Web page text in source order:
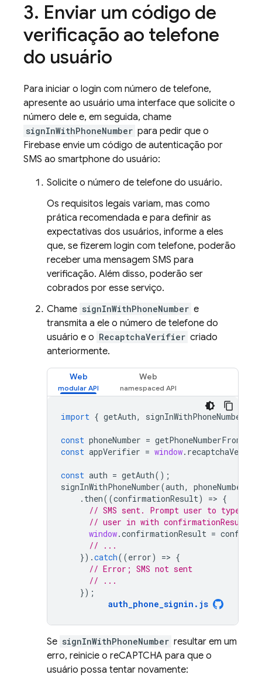
Enviar um código de
verificação ao telefone
do usuário
Para iniciar o login com número de telefone,
apresente ao usuário uma interface que solicite o
número dele e, em seguida, chame
signInWithPhoneNumber para pedir que o
Firebase envie um código de autenticação por
SMS ao smartphone do usuário:
Solicite o número de telefone do usuário.
Os requisitos legais variam, mas como
prática recomendada e para definir as
expectativas dos usuários, informe a eles
que, se fizerem login com telefone, poderão
receber uma mensagem SMS para
verificação. Além disso, poderão ser
cobrados por esse serviço.
Chame signInWithPhoneNumber e
transmita a ele o número de telefone do
usuário e o RecaptchaVerifier criado
anteriormente.
Web Web
import { getAuth, signInWithPhoneNumber
const phoneNumber =
const appVerifier = window.
const auth = getAuth();
signInWithPhoneNumber(auth, phoneNumber
. then((confirmationResult) => {
// SMS sent. Prompt user to type
// user in with
window.confirmationResult =
// ...
}).catch((error) => {
// Error; SMS not sent
// ...
});
auth_phone_signin . js
Se signInWithPhoneNumber resultar em um
erro, reinicie o reCAPTCHA para que o
usuário possa tentar novamente: